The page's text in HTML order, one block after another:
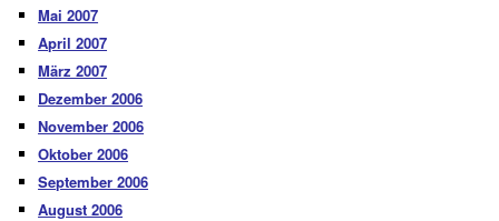
Mai 2007
April 2007
März 2007
Dezember 2006
November 2006
Oktober 2006
September 2006
August 2006